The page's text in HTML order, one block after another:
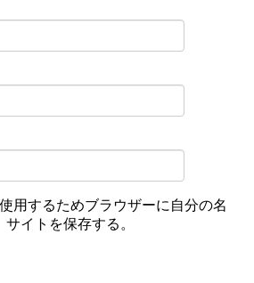
用するためブラウザーに自分の名
イトを保存する。